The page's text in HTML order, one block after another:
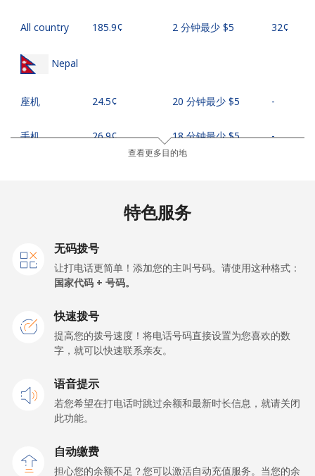
All country ⁦185.9¢⁩ 2 分钟最少 ⁦$5⁩ ⁦32¢⁩
Nepal
座机 ⁦24.5¢⁩ 20 分钟最少 ⁦$5⁩ -
手机 ⁦26.9¢⁩ 18 分钟最少 ⁦$5⁩ -
333 分钟最少 ⁦$5⁩
⁦22.5¢⁩
New Caledonia
座机 ⁦45.5¢⁩
⁦48.9¢⁩
New Zealand
手机 ⁦6.9¢⁩
查看更多目的地
特色服务
无码拨号
让打电话更简单！添加您的主叫号码。请使用这种格式：
国家代码 + 号码。
快速拨号
提高您的拨号速度！将电话号码直接设置为您喜欢的数
字，就可以快速联系亲友。
语音提示
若您希望在打电话时跳过余额和最新时长信息，就请关闭
此功能。
自动缴费
担心您的余额不足？您可以激活自动充值服务。当您的余